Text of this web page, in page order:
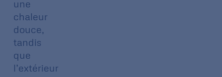
une
chaleur
douce,
tandis
que
l’extérieur